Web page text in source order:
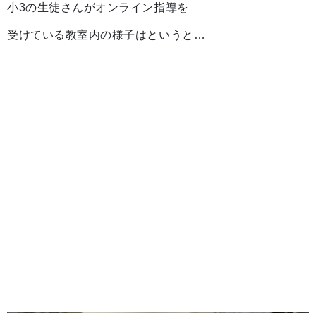
小3の生徒さんがオンライン指導を
受けている教室内の様子はというと…